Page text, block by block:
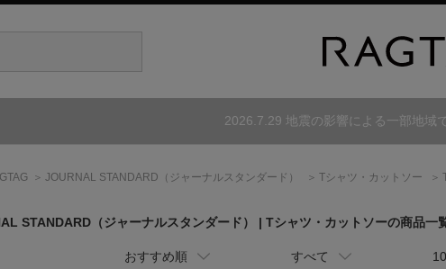
2026.7.29 地震の影響による一部地域
JOURNAL STANDARD （ジャーナルスタンダード） Tシャツ・カットソー
STANDARD （ジャーナルスタンダード） | Tシャツ・カットソーの商品一
おすすめ順 すべて